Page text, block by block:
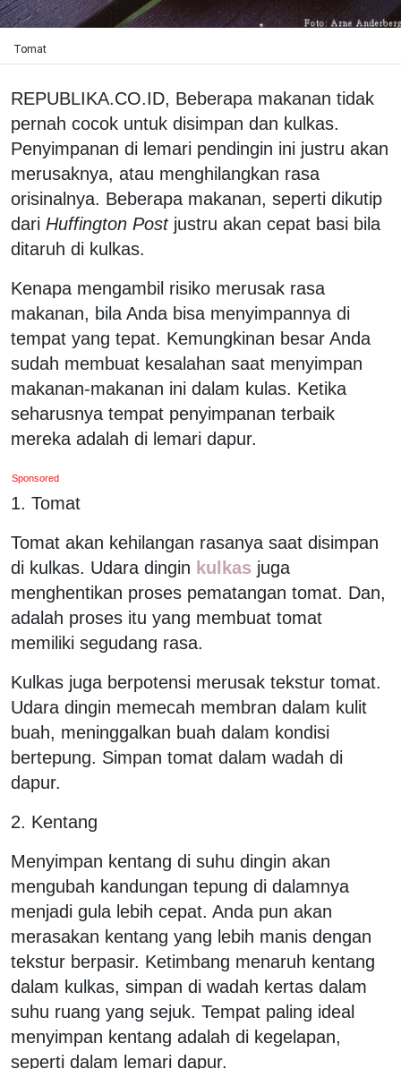
Tomat
REPUBLIKA.CO.ID, Beberapa makanan tidak
pernah cocok untuk disimpan dan kulkas.
Penyimpanan di lemari pendingin ini justru akan
merusaknya, atau menghilangkan rasa
orisinalnya. Beberapa makanan, seperti dikutip
dari Huffington Postjustru akan cepat basi bila
ditaruh di kulkas.
Kenapa mengambil risiko merusak rasa
makanan, bila Anda bisa menyimpannya di
tempat yang tepat. Kemungkinan besar Anda
sudah membuat kesalahan saat menyimpan
makanan-makanan ini dalam kulas. Ketika
seharusnya tempat penyimpanan terbaik
mereka adalah di lemari dapur.
Sponsored
1. Tomat
Tomat akan kehilangan rasanya saat disimpan
di kulkas. Udara dingin kulkas juga
menghentikan proses pematangan tomat. Dan,
adalah proses itu yang membuat tomat
memiliki segudang rasa.
Kulkas juga berpotensi merusak tekstur tomat.
Udara dingin memecah membran dalam kulit
buah, meninggalkan buah dalam kondisi
bertepung. Simpan tomat dalam wadah di
dapur.
2. Kentang
Menyimpan kentang di suhu dingin akan
mengubah kandungan tepung di dalamnya
menjadi gula lebih cepat. Anda pun akan
merasakan kentang yang lebih manis dengan
tekstur berpasir. Ketimbang menaruh kentang
dalam kulkas, simpan di wadah kertas dalam
suhu ruang yang sejuk. Tempat paling ideal
menyimpan kentang adalah di kegelapan,
seperti dalam lemari dapur.